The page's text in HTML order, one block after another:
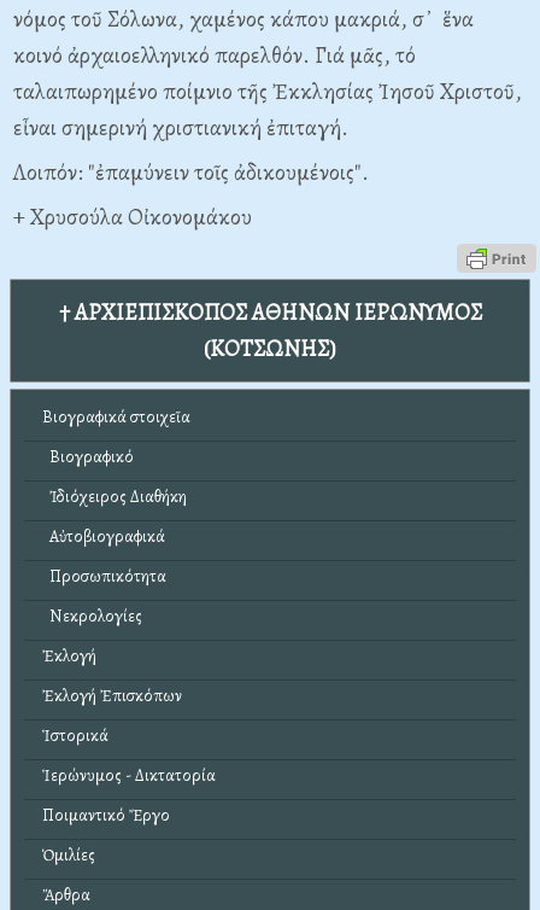
νόμος τοῦ Σόλωνα, χαμένος κάπου μακριά, σ᾿ ἕνα
κοινό ἀρχαιοελληνικό παρελθόν. Γιά μᾶς, τό
ταλαιπωρημένο ποίμνιο τῆς Ἐκκλησίας Ἰησοῦ Χριστοῦ,
εἶναι σημερινή χριστιανική ἐπιταγή.
Λοιπόν: "ἐπαμύνειν τοῖς ἀδικουμένοις".
+ Χρυσούλα Οἰκονομάκου
† ΑΡΧΙΕΠΙΣΚΟΠΟΣ ΑΘΗΝΩΝ ΙΕΡΩΝΥΜΟΣ
(ΚΟΤΣΩΝΗΣ)
Βιογραφικά στοιχεῖα
Βιογραφικό
Ἰδιόχειρος Διαθήκη
Αὐτοβιογραφικά
Προσωπικότητα
Νεκρολογίες
Ἐκλογή
Ἐκλογή Ἐπισκόπων
Ἱστορικά
Ἱερώνυμος - Δικτατορία
Ποιμαντικό Ἔργο
Ὁμιλίες
Ἄρθρα